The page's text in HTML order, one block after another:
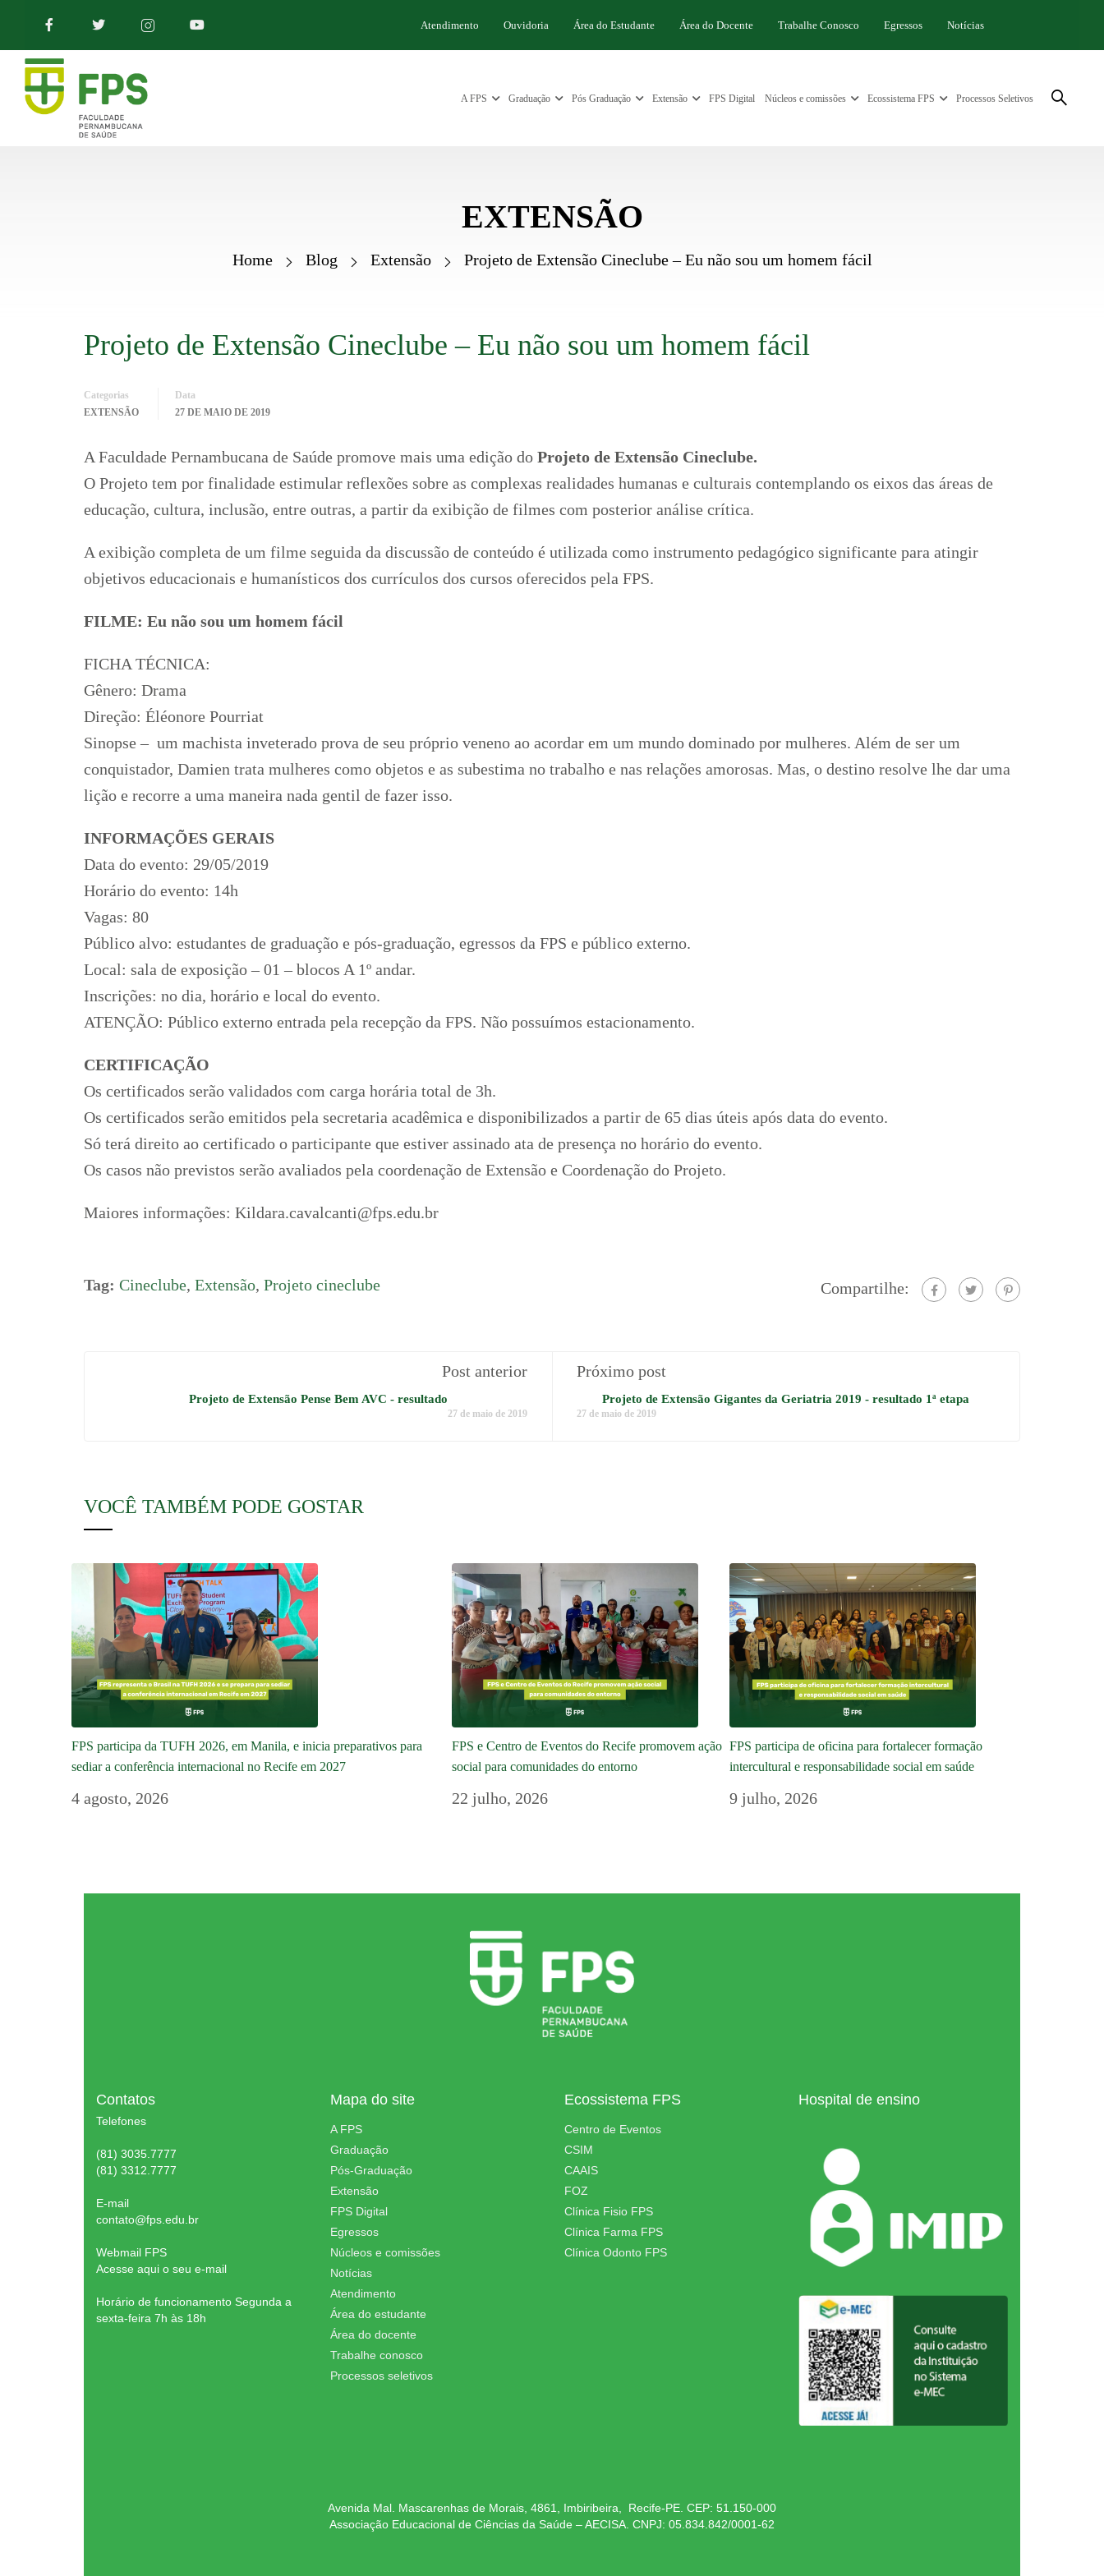
Atendimento Ouvidoria Área do Estudante Área do Docente Trabalhe Conosco Egressos Notícias
A FPS Graduação Pós Graduação Extensão FPS Digital Núcleos e comissões Ecossistema FPS Processos Seletivos
EXTENSÃO
Home Blog Extensão Projeto de Extensão Cineclube – Eu não sou um homem fácil
Projeto de Extensão Cineclube – Eu não sou um homem fácil
Categorias
EXTENSÃO
Data
27 DE MAIO DE 2019
A Faculdade Pernambucana de Saúde promove mais uma edição do Projeto de Extensão Cineclube.
O Projeto tem por finalidade estimular reflexões sobre as complexas realidades humanas e culturais contemplando os eixos das áreas de
educação, cultura, inclusão, entre outras, a partir da exibição de filmes com posterior análise crítica.
A exibição completa de um filme seguida da discussão de conteúdo é utilizada como instrumento pedagógico significante para atingir
objetivos educacionais e humanísticos dos currículos dos cursos oferecidos pela FPS.
FILME: Eu não sou um homem fácil
FICHA TÉCNICA:
Gênero: Drama
Direção: Éléonore Pourriat
Sinopse – um machista inveterado prova de seu próprio veneno ao acordar em um mundo dominado por mulheres. Além de ser um
conquistador, Damien trata mulheres como objetos e as subestima no trabalho e nas relações amorosas. Mas, o destino resolve lhe dar uma
lição e recorre a uma maneira nada gentil de fazer isso.
INFORMAÇÕES GERAIS
Data do evento: 29/05/2019
Horário do evento: 14h
Vagas: 80
Público alvo: estudantes de graduação e pós-graduação, egressos da FPS e público externo.
Local: sala de exposição – 01 – blocos A 1º andar.
Inscrições: no dia, horário e local do evento.
ATENÇÃO: Público externo entrada pela recepção da FPS. Não possuímos estacionamento.
CERTIFICAÇÃO
Os certificados serão validados com carga horária total de 3h.
Os certificados serão emitidos pela secretaria acadêmica e disponibilizados a partir de 65 dias úteis após data do evento.
Só terá direito ao certificado o participante que estiver assinado ata de presença no horário do evento.
Os casos não previstos serão avaliados pela coordenação de Extensão e Coordenação do Projeto.
Maiores informações: Kildara.cavalcanti@fps.edu.br
Tag: Cineclube, Extensão, Projeto cineclube Compartilhe:
Post anterior
Projeto de Extensão Pense Bem AVC - resultado
27 de maio de 2019
Próximo post
Projeto de Extensão Gigantes da Geriatria 2019 - resultado 1ª etapa
27 de maio de 2019
VOCÊ TAMBÉM PODE GOSTAR
FPS participa da TUFH 2026, em Manila, e inicia preparativos para
sediar a conferência internacional no Recife em 2027
4 agosto, 2026
FPS e Centro de Eventos do Recife promovem ação
social para comunidades do entorno
22 julho, 2026
FPS participa de oficina para fortalecer formação
intercultural e responsabilidade social em saúde
9 julho, 2026
Contatos
Telefones
(81) 3035.7777
(81) 3312.7777
E-mail
contato@fps.edu.br
Webmail FPS
Acesse aqui o seu e-mail
Horário de funcionamento Segunda a
sexta-feira 7h às 18h
Mapa do site
A FPS
Graduação
Pós-Graduação
Extensão
FPS Digital
Egressos
Núcleos e comissões
Notícias
Atendimento
Área do estudante
Área do docente
Trabalhe conosco
Processos seletivos
Ecossistema FPS
Centro de Eventos
CSIM
CAAIS
FOZ
Clínica Fisio FPS
Clínica Farma FPS
Clínica Odonto FPS
Hospital de ensino
Avenida Mal. Mascarenhas de Morais, 4861, Imbiribeira, Recife-PE. CEP: 51.150-000
Associação Educacional de Ciências da Saúde – AECISA. CNPJ: 05.834.842/0001-62